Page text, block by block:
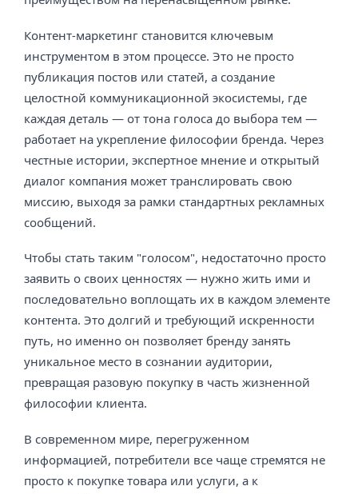
Контент-маркетинг становится ключевым
инструментом в этом процессе. Это не просто
публикация постов или статей, а создание
целостной коммуникационной экосистемы, где
каждая деталь — от тона голоса до выбора тем —
работает на укрепление философии бренда. Через
честные истории, экспертное мнение и открытый
диалог компания может транслировать свою
миссию, выходя за рамки стандартных рекламных
сообщений.
Чтобы стать таким "голосом", недостаточно просто
заявить о своих ценностях — нужно жить ими и
последовательно воплощать их в каждом элементе
контента. Это долгий и требующий искренности
путь, но именно он позволяет бренду занять
уникальное место в сознании аудитории,
превращая разовую покупку в часть жизненной
философии клиента.
В современном мире, перегруженном
информацией, потребители все чаще стремятся не
просто к покупке товара или услуги, а к